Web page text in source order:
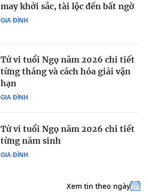
GIA ĐÌNH
may khởi sắc, tài lộc đến bất ngờ
GIA ĐÌNH
Tử vi tuổi Ngọ năm 2026 chi tiết
từng tháng và cách hóa giải vận
hạn
GIA ĐÌNH
Tử vi tuổi Ngọ năm 2026 chi tiết
từng năm sinh
Xem tin theo ngày